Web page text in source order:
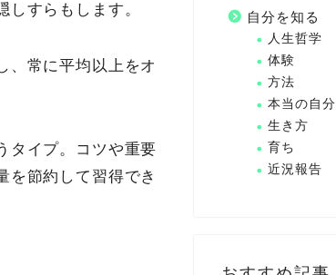
すらもします。
、常に平均以上をオ
タイプ。コツや重要
を節約して習得でき
自分を知る
人生哲学
体験
方法
本当の自分
生き方
育ち
近況報告